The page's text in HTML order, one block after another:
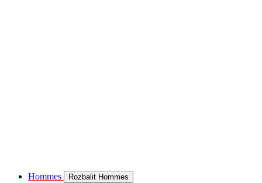
Hommes Rozbalit Hommes